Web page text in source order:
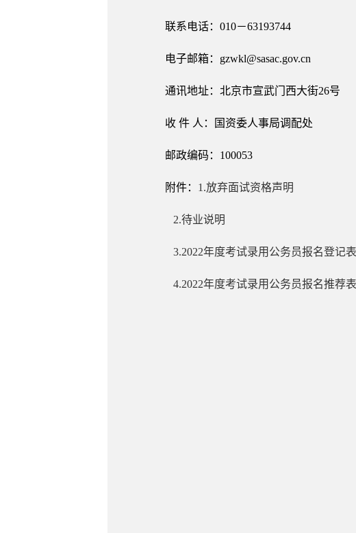
联系电话：010－63193744
电子邮箱：gzwkl@sasac.gov.cn
通讯地址：北京市宣武门西大街26号
收 件 人：国资委人事局调配处
邮政编码：100053
附件： 1.放弃面试资格声明
2.待业说明
3.2022年度考试录用公务员报名登记表
4.2022年度考试录用公务员报名推荐表